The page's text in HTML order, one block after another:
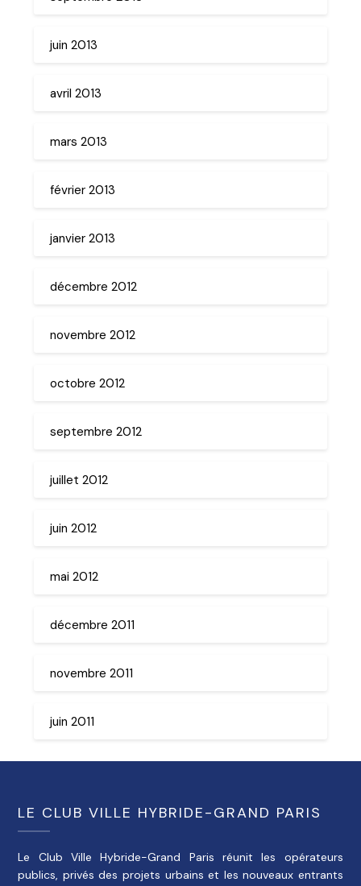
juin 2013
avril 2013
mars 2013
février 2013
janvier 2013
décembre 2012
novembre 2012
octobre 2012
septembre 2012
juillet 2012
juin 2012
mai 2012
décembre 2011
novembre 2011
juin 2011
LE CLUB VILLE HYBRIDE-GRAND PARIS
Le Club Ville Hybride-Grand Paris réunit les opérateurs
publics, privés des projets urbains et les nouveaux entrants